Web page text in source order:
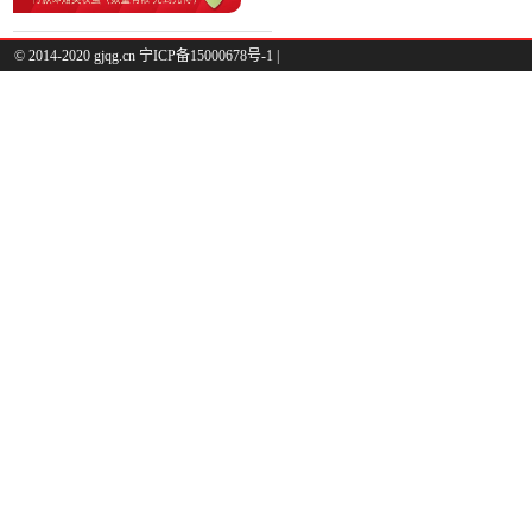
© 2014-2020 gjqg.cn 宁ICP备15000678号-1 |